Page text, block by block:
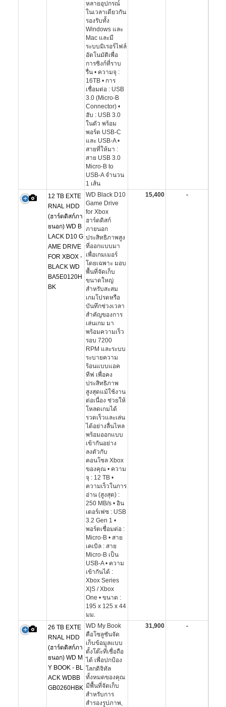
หลายอุปกรณ์
ในเวลาเดียวกัน
รองรับทั้ง
Windows และ
Mac และมี
ระบบมิเรอร์ไฟล์
อัตโนมัติเพื่อ
การซิงก์ที่ราบ
รื่น • ความจุ :
16TB • การ
เชื่อมต่อ : USB
3.0 (Micro-B
Connector) •
ฮับ : USB 3.0
ในตัว พร้อม
พอร์ต USB-C
และ USB-A •
สายที่ให้มา :
สาย USB 3.0
Micro-B to
USB-A จำนวน
1 เส้น
12 TB EXTE
RNAL HDD
(ฮาร์ดดิสก์ภา
ยนอก) WD B
LACK D10 G
AME DRIVE
FOR XBOX -
BLACK WD
BA5E0120H
BK
WD Black D10
Game Drive
for Xbox
ฮาร์ดดิสก์
ภายนอก
ประสิทธิภาพสูง
ที่ออกแบบมา
เพื่อเกมเมอร์
โดยเฉพาะ มอบ
พื้นที่จัดเก็บ
ขนาดใหญ่
สำหรับสะสม
เกมโปรดหรือ
บันทึกช่วงเวลา
สำคัญของการ
เล่นเกม มา
พร้อมความเร็ว
รอบ 7200
RPM และระบบ
ระบายความ
ร้อนแบบแอค
ทีฟ เพื่อคง
ประสิทธิภาพ
สูงสุดแม้ใช้งาน
ต่อเนื่อง ช่วยให้
โหลดเกมได้
รวดเร็วและเล่น
ได้อย่างลื่นไหล
พร้อมออกแบบ
เข้ากันอย่าง
ลงตัวกับ
คอนโซล Xbox
ของคุณ • ความ
จุ : 12 TB •
ความเร็วในการ
อ่าน (สูงสุด) :
250 MB/s • อิน
เตอร์เฟซ : USB
3.2 Gen 1 •
พอร์ตเชื่อมต่อ :
Micro-B • สาย
เคเบิล : สาย
Micro-B เป็น
USB-A • ความ
เข้ากันได้ :
Xbox Series
X|S / Xbox
One • ขนาด :
195 x 125 x 44
มม.
15,400 -
26 TB EXTE
RNAL HDD
(ฮาร์ดดิสก์ภา
ยนอก) WD M
Y BOOK - BL
ACK WDBB
GB0260HBK
WD My Book
คือโซลูชันจัด
เก็บข้อมูลแบบ
ตั้งโต๊ะที่เชื่อถือ
ได้ เพื่อปกป้อง
โลกดิจิทัล
ทั้งหมดของคุณ
มีพื้นที่จัดเก็บ
สำหรับการ
สำรองรูปภาพ,
31,900 -